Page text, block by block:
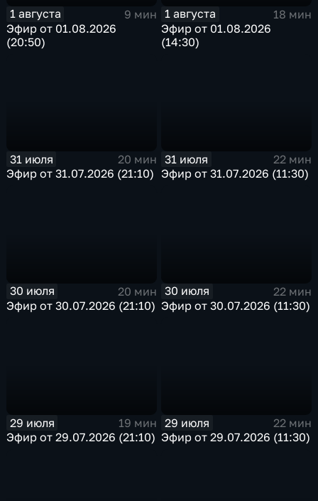
1 августа
9 мин
Эфир от 01.08.2026
(20:50)
1 августа
18 мин
Эфир от 01.08.2026
(14:30)
31 июля
20 мин
Эфир от 31.07.2026 (21:10)
31 июля
22 мин
Эфир от 31.07.2026 (11:30)
30 июля
20 мин
Эфир от 30.07.2026 (21:10)
30 июля
22 мин
Эфир от 30.07.2026 (11:30)
29 июля
19 мин
Эфир от 29.07.2026 (21:10)
29 июля
22 мин
Эфир от 29.07.2026 (11:30)